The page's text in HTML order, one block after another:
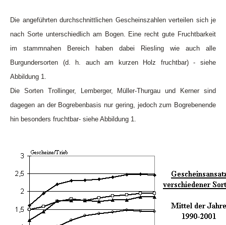
Die angeführten durchschnittlichen Gescheinszahlen verteilen sich je
nach Sorte unterschiedlich am Bogen. Eine recht gute Fruchtbarkeit
im stammnahen Bereich haben dabei Riesling wie auch alle
Burgundersorten (d. h. auch am kurzen Holz fruchtbar) - siehe
Abbildung 1.
Die Sorten Trollinger, Lemberger, Müller-Thurgau und Kerner sind
dagegen an der Bogrebenbasis nur gering, jedoch zum Bogrebenende
hin besonders fruchtbar- siehe Abbildung 1.